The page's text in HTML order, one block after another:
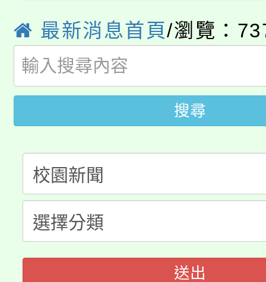
系所師生報名參加。
學籍身 分審查程序及
版
淨零綠領人才培育課程
公告本校115學年度第
代理(課)教師甄選結果
「2026金融保險知識
桃園市115學年度學生
代理(課)教師甄選結果(
公告本校115學年度第
代理(課)教師甄選結果(
轉知中國文化大學推廣
《TA101》溝通分析基
程，歡迎學生輔導中心
最新消息首頁/瀏覽：
搜尋
送出